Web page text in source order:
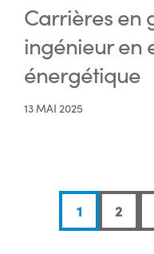
Carrières en
ingénieur en
énergétique
13 MAI 2025
1 2